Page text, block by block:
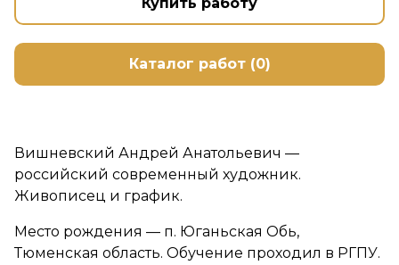
Каталог работ (0)
Вишневский Андрей Анатольевич —
российский современный художник.
Живописец и график.
Место рождения — п. Юганьская Обь,
Тюменская область. Обучение проходил в РГПУ.